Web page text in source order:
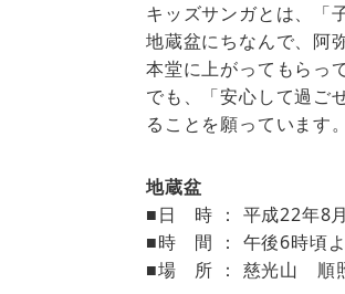
キッズサンガとは、「
地蔵盆にちなんで、阿
本堂に上がってもらっ
でも、「安心して過ご
ることを願っています。
地蔵盆
■日 時 ： 平成22年8月
■時 間 ： 午後6時頃よ
■場 所 ： 慈光山 順